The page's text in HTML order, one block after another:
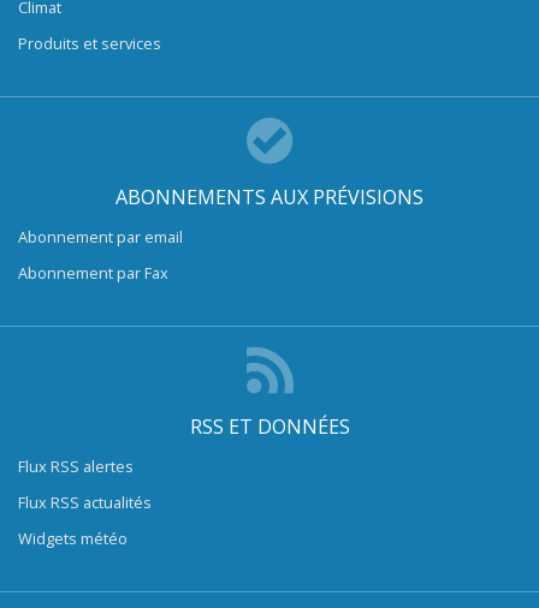
Climat
Produits et services
ABONNEMENTS AUX PRÉVISIONS
Abonnement par email
Abonnement par Fax
RSS ET DONNÉES
Flux RSS alertes
Flux RSS actualités
Widgets météo